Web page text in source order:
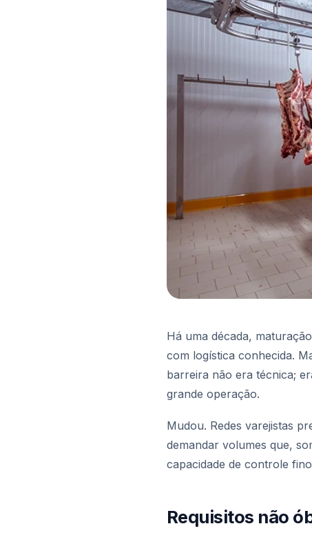
Há uma década,
com logística conhecida.
barreira não era técnica;
grande operação.
Mudou. Redes varejistas
demandar volumes que,
capacidade de controle
Requisitos não